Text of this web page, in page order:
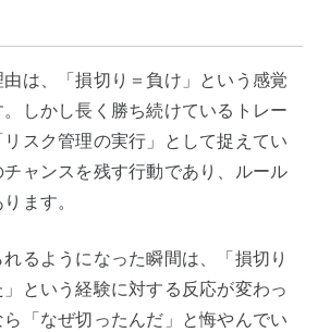
は、「損切り＝負け」という感覚
しかし長く勝ち続けているトレー
スク管理の実行」として捉えてい
ャンスを残す行動であり、ルール
ます。
るようになった瞬間は、「損切り
という経験に対する反応が変わっ
「なぜ切ったんだ」と悔やんでい